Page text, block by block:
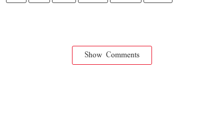
Show Comments